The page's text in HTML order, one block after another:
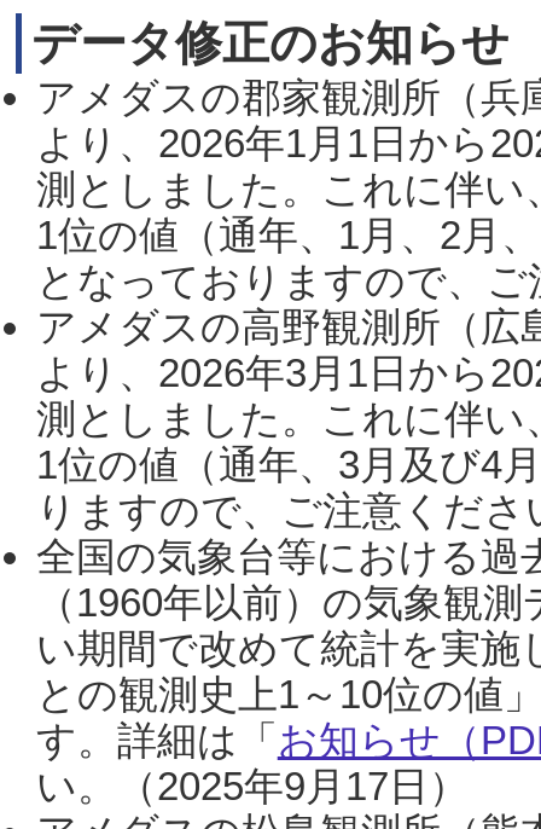
データ修正のお知らせ
アメダスの郡家観測所（
より、2026年1月1日から
測としました。これに伴い
1位の値（通年、1月、2月
となっておりますので、
アメダスの高野観測所（
より、2026年3月1日から
測としました。これに伴い
1位の値（通年、3月及び4
りますので、ご注意くだ
全国の気象台等における過
（1960年以前）の気象観
い期間で改めて統計を実
との観測史上1～10位の値
す。詳細は「 お知らせ（
い。（2025年9月17日）